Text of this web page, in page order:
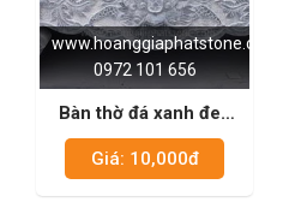
www.hoanggiaphatstone.com
0972 101 656
Bàn thờ đá xanh đen
06
Giá: 10,000đ